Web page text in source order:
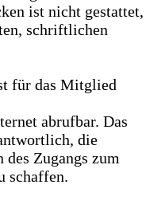
ist nicht gestattet,
schriftlichen
für das Mitglied
abrufbar. Das
die
des Zugangs zum
schaffen.